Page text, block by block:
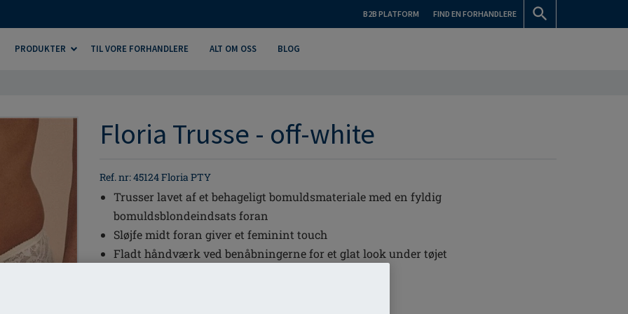
B2B PLATFORM FIND EN FORHANDLERE
PRODUKTER TIL VORE FORHANDLERE ALT OM OSS BLOG
Floria Trusse - off-white
Ref. nr: 45124 Floria PTY
Trusser lavet af et behageligt bomuldsmateriale med en fyldig
bomuldsblondeindsats foran
Sløjfe midt foran giver et feminint touch
Fladt håndværk ved benåbningerne for et glat look under tøjet